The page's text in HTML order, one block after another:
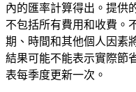
內的匯率計算得出。提供
不包括所有費用和收費。
期、時間和其他個人因素
結果可能不能表示實際節
表每季度更新一次。